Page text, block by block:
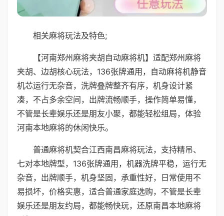
相关麻将玩法及特色;
【河南郑州麻将夹胡自动麻将机】适配郑州麻将
夹胡、边胡核心玩法，136张牌通用，自动麻将机静音
机芯运行无杂音，洗牌叠牌整齐有序，机身设计紧
凑，不占多余空间，出牌流畅顺手，操作简单易懂，
不管是长辈娱乐还是朋友小聚，都能轻松组局，体验
河南本地麻将的休闲快乐。
普通麻将机契合江西南昌麻将玩法，支持精吊、
七对本地牌型，136张牌通用，机器洗牌平稳，运行无
杂音，出牌顺手，机身坚固，承重性好，日常使用不
易损坏，价格实惠，适合普通家庭选购，不管是长辈
娱乐还是朋友约局，都能畅快玩，还原南昌本地麻将